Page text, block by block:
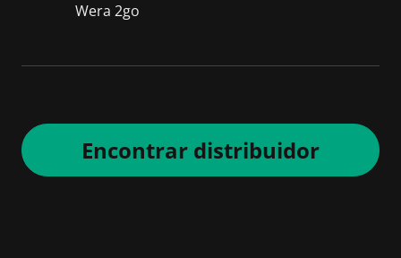
Wera 2go
Encontrar distribuidor